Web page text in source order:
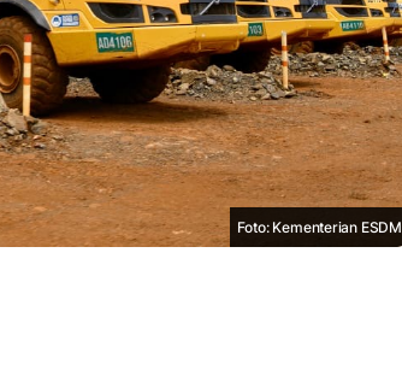
Foto: Kementerian ESDM